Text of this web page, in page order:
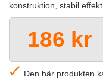
konstruktion, stabil
186 kr
Den här produkten